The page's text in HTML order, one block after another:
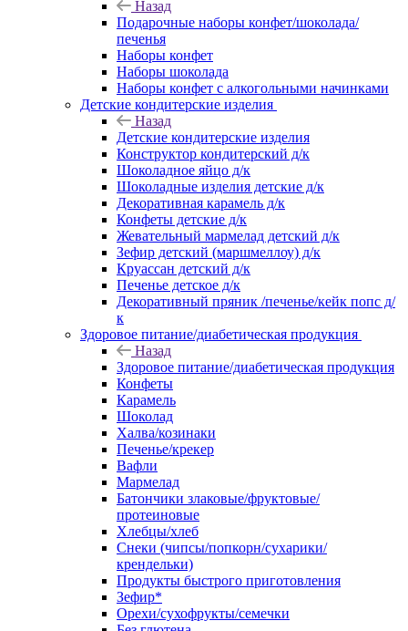
Назад
Подарочные наборы конфет/шоколада/
печенья
Наборы конфет
Наборы шоколада
Наборы конфет с алкогольными начинками
Детские кондитерские изделия
Назад
Детские кондитерские изделия
Конструктор кондитерский д/к
Шоколадное яйцо д/к
Шоколадные изделия детские д/к
Декоративная карамель д/к
Конфеты детские д/к
Жевательный мармелад детский д/к
Зефир детский (маршмеллоу) д/к
Круассан детский д/к
Печенье детское д/к
Декоративный пряник /печенье/кейк попс д/
к
Здоровое питание/диабетическая продукция
Назад
Здоровое питание/диабетическая продукция
Конфеты
Карамель
Шоколад
Халва/козинаки
Печенье/крекер
Вафли
Мармелад
Батончики злаковые/фруктовые/
протеиновые
Хлебцы/хлеб
Снеки (чипсы/попкорн/сухарики/
крендельки)
Продукты быстрого приготовления
Зефир*
Орехи/сухофрукты/семечки